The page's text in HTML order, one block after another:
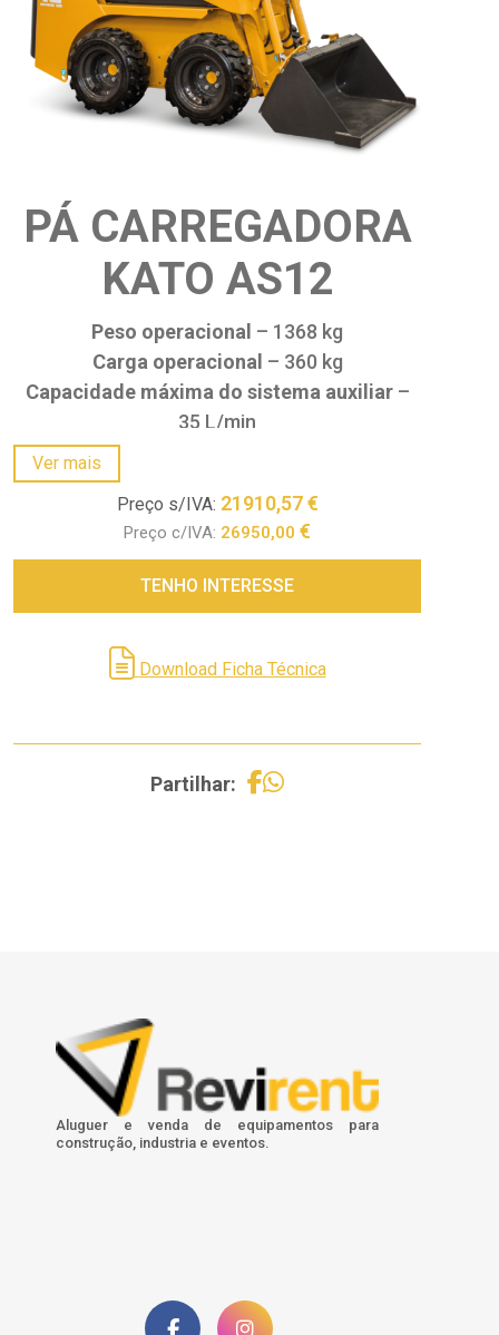
PÁ CARREGADORA
KATO AS12
Peso operacional – 1368 kg
Carga operacional – 360 kg
Capacidade máxima do sistema auxiliar–
35 L/min
Capacidade do tanque hidráulico
Ver mais
Preço s/IVA: 21910,57€
Preço c/IVA: 26950,00 €
TENHO INTERESSE
Download Ficha Técnica
Partilhar:
Aluguer e venda de equipamentos para
construção, industria e eventos.